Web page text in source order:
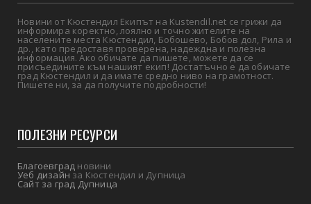
Новини от Кюстендил Екипът на Kustendil.net се грижи да
информира коректно, лоялно и точно жителите на
населените места Кюстендил, Бобошево, Бобов дол, Рила и
др., като предоставя проверена, надеждна и полезна
информация. Ако обичате да пишете, можете да се
присъедините към нашият екип! Достатъчно е да обичате
град Кюстендил и да имате средно ниво на грамотност.
Пишете ни, за да получите подробности!
ПОЛЕЗНИ РЕСУРСИ
Благоевград новини
Уеб дизайнза Кюстендил и Дупница
Сайт за град Дупница